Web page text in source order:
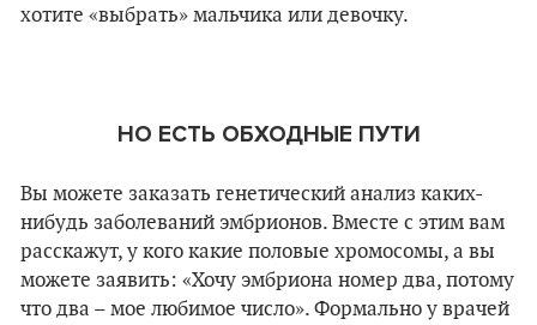
хотите «выбрать» мальчика или девочку.
НО ЕСТЬ ОБХОДНЫЕ ПУТИ
Вы можете заказать генетический анализ каких-
нибудь заболеваний эмбрионов. Вместе с этим вам
расскажут, у кого какие половые хромосомы, а вы
можете заявить: «Хочу эмбриона номер два, потому
что два – мое любимое число». Формально у врачей